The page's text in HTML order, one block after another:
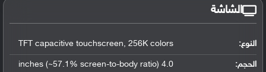
الشاشة
النوع: TFT capacitive touchscreen, 256K colors
الحجم: 4.0 inches (~57.1% screen-to-body ratio)